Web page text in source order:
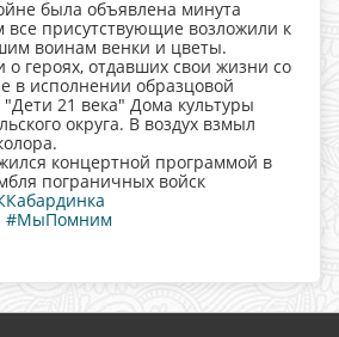
была объявлена минута
все присутствующие возложили к
воинам венки и цветы.
о героях, отдавших свои жизни со
в исполнении образцовой
"Дети 21 века" Дома культуры
округа. В воздух взмыл
концертной программой в
пограничных войск
#МыПомним